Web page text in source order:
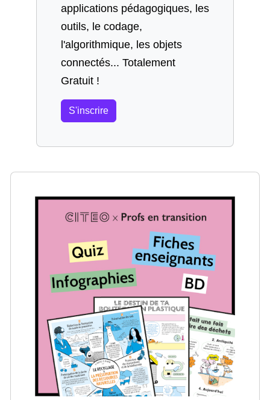
applications pédagogiques, les
outils, le codage,
l'algorithmique, les objets
connectés... Totalement
Gratuit !
S'inscrire